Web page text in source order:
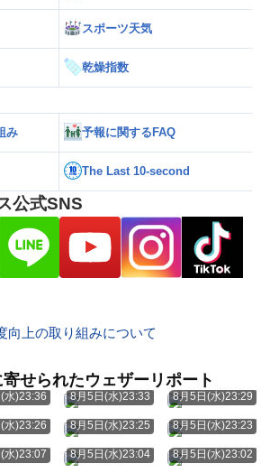
スポーツ天気
乾燥指数
み 予報に関するFAQ
The Last 10-second
公式SNS
向上の取り組みについて
せられたウェザーリポート
水)23:36 8月5日(水)23:33 8月5日(水)23:29
水)23:26 8月5日(水)23:25 8月5日(水)23:23
水)23:07 8月5日(水)23:04 8月5日(水)23:02